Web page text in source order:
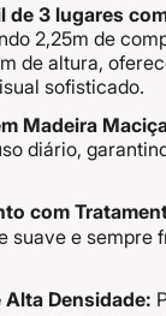
de 3 lugares
2,25m de
de altura,
sofisticado.
Madeira
diário,
com
suave e sempre
Alta Densidade: